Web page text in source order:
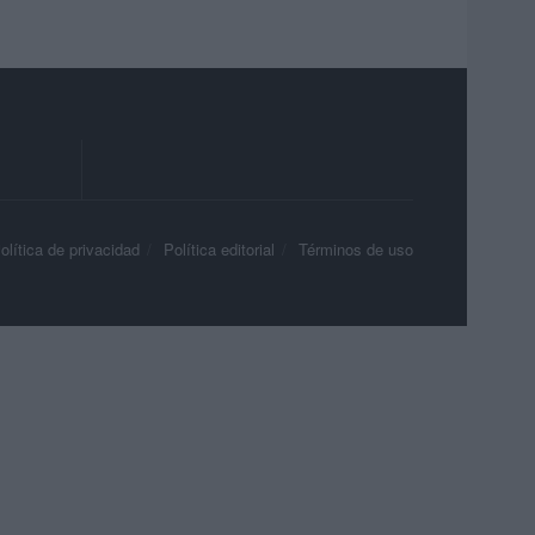
de privacidad Política editorial Términos de uso